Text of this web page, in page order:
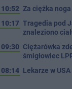
10:52 Za ciężka noga
10:17 Tragedia pod
znaleziono
09:30 Ciężarówka
śmigłowiec
08:14 Lekarze w